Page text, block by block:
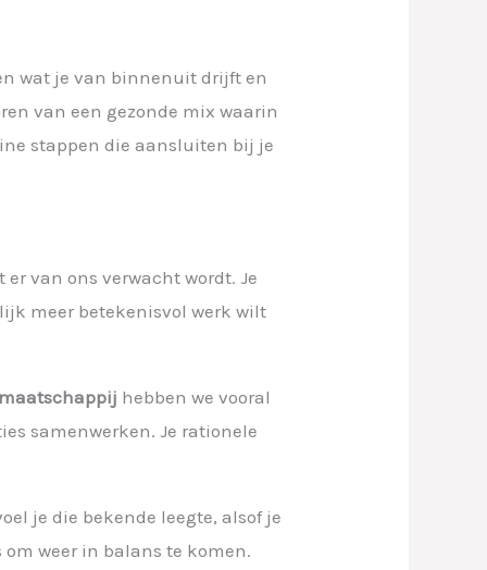
wat je van binnenuit drijft en
van een gezonde mix waarin
stappen die aansluiten bij je
van ons verwacht wordt. Je
meer betekenisvol werk wilt
hebben we vooral
samenwerken. Je rationele
je die bekende leegte, alsof je
weer in balans te komen.